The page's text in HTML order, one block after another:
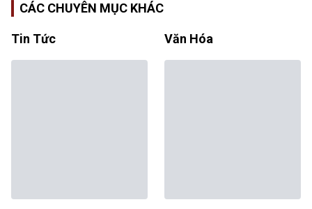
CÁC CHUYÊN MỤC KHÁC
Tin Tức Văn Hóa